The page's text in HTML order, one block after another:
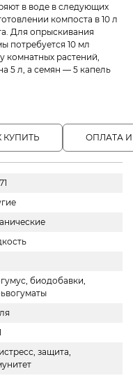
в воде в следующих
компоста в 10 л
Для опрыскивания
потребуется 10 мл
комнатных растений,
5 л, а семян — 5 капель
КУПИТЬ ОПЛАТА
биодобавки,
защита,